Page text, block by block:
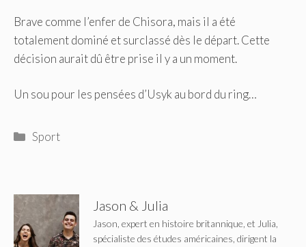
Brave comme l’enfer de Chisora, mais il a été
totalement dominé et surclassé dès le départ. Cette
décision aurait dû être prise il y a un moment.
Un sou pour les pensées d’Usyk au bord du ring…
Catégories
Sport
Jason & Julia
Jason, expert en histoire britannique, et Julia,
spécialiste des études américaines, dirigent la